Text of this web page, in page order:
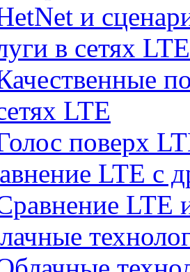
и
в сетях LTE
LTE
поверх
LTE с
LTE